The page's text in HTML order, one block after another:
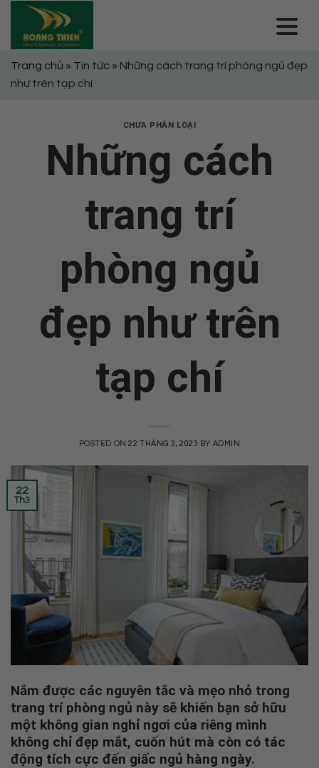
content
Trang chủ » Tin tức » Những cách trang trí phòng ngủ đẹp
như trên tạp chí
CHƯA PHÂN LOẠI
Những cách
trang trí
phòng ngủ
đẹp như trên
tạp chí
POSTED ON22 THÁNG 3, 2023 BY ADMIN
22
Th3
Nắm được các nguyên tắc và mẹo nhỏ trong
trang trí phòng ngủ này sẽ khiến bạn sở hữu
một không gian nghỉ ngơi của riêng mình
không chỉ đẹp mắt, cuốn hút mà còn có tác
động tích cực đến giấc ngủ hàng ngày.